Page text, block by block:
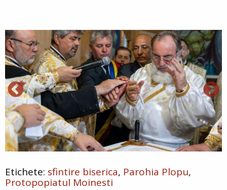
sfintire biserica Parohia Plopu
Protopopiatul Moinesti